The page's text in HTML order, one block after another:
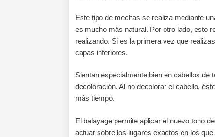
Este tipo de mechas se realiza mediante
es mucho más natural. Por otro lado, esto
realizando. Si es la primera vez que
capas inferiores.
Sientan especialmente bien en cabellos
decoloración. Al no decolorar el cabello,
más tiempo.
El balayage permite aplicar el nuevo tono
actuar sobre los lugares exactos en los